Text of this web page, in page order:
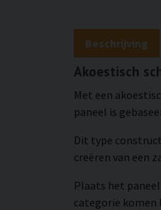
Beschrijving
Akoestisch
Met een
paneel is
Dit type
creëren van een
Plaats het
categorie komen